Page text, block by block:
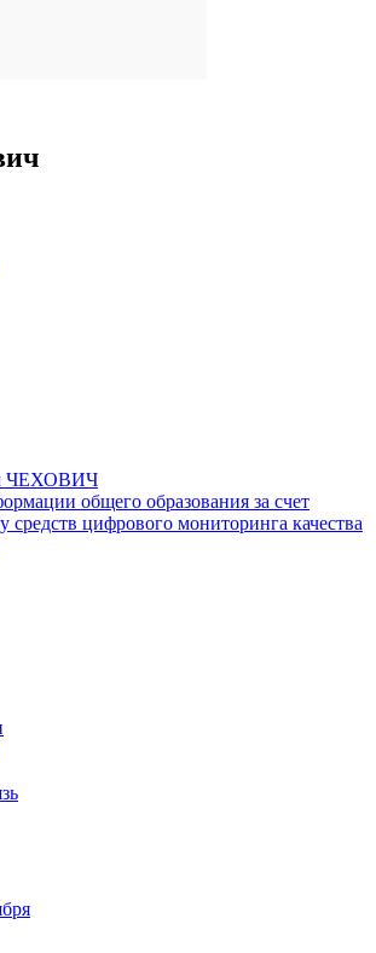
ЧЕХОВИЧ
общего образования за счет
средств цифрового мониторинга качества